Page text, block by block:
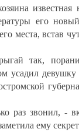
известная
его
места, встав
так,
усадил девушку
раз звонил, -
ему